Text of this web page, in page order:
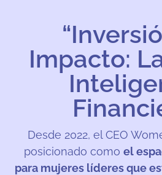
Impacto:
Desde 2022, el CEO
posicionado como el
para mujeres líderes que